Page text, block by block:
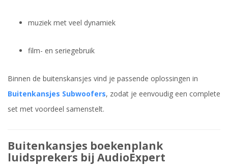
muziek met veel dynamiek
film- en seriegebruik
Binnen de buitenskansjes vind je passende oplossingen in
Buitenkansjes Subwoofers, zodat je eenvoudig een complete
set met voordeel samenstelt.
Buitenkansjes boekenplank
luidsprekers bij AudioExpert